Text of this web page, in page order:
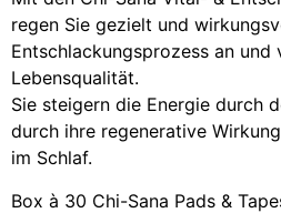
regen Sie gezielt und
Entschlackungsprozess an und
Lebensqualität.
Sie steigern die Energie durch
durch ihre regenerative
im Schlaf.
Box à 30 Chi-Sana Pads &